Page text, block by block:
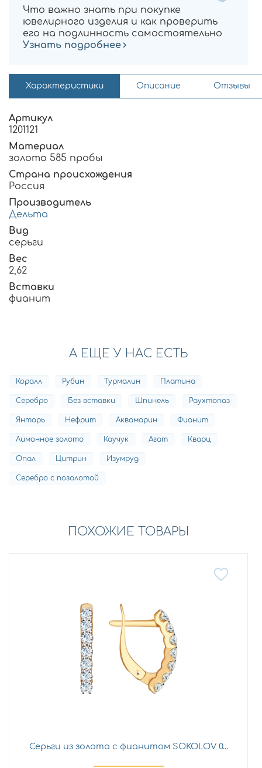
Что важно знать при покупке
ювелирного изделия и как проверить
его на подлинность самостоятельно
Узнать подробнее
Характеристики Описание Отзывы
Артикул
1201121
Материал
золото 585 пробы
Страна происхождения
Россия
Производитель
Дельта
Вид
серьги
Вес
2,62
Вставки
фианит
А ЕЩЕ У НАС ЕСТЬ
Коралл Рубин Турмалин Платина
Серебро Без вставки Шпинель Раухтопаз
Янтарь Нефрит Аквамарин Фианит
Лимонное золото Каучук Агат Кварц
Опал Цитрин Изумруд
Серебро с позолотой
ПОХОЖИЕ ТОВАРЫ
Серьги из золота с фианитом SOKOLOV 0...